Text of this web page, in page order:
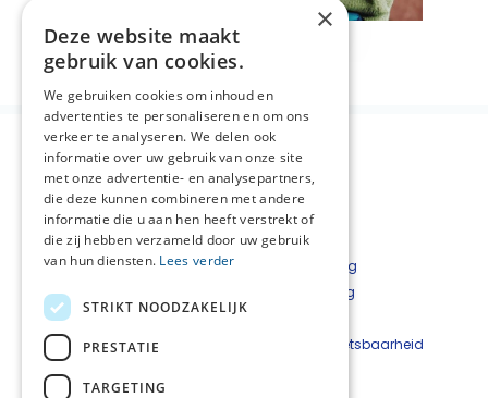
Over NPZZG
Aanmelden nieuwsbrief
Landelijke informatie
Contact
Privacyverklaring
Cookieverklaring
Disclaimer
Beveiligingskwetsbaarheid
×
Deze website maakt
gebruik van cookies.
We gebruiken cookies om inhoud en
advertenties te personaliseren en om ons
verkeer te analyseren. We delen ook
informatie over uw gebruik van onze site
met onze advertentie- en analysepartners,
die deze kunnen combineren met andere
informatie die u aan hen heeft verstrekt of
die zij hebben verzameld door uw gebruik
van hun diensten. Lees verder
STRIKT NOODZAKELIJK
PRESTATIE
TARGETING